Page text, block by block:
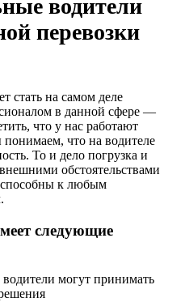
водители
перевозки
стать на самом деле
в данной сфере —
что у нас работают
что на водителе
То и дело погрузка и
обстоятельствами
к любым
следующие
могут принимать